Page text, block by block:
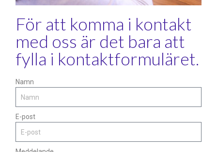
För att komma i kontakt
med oss är det bara att
fylla i kontaktformuläret.
Namn
E-post